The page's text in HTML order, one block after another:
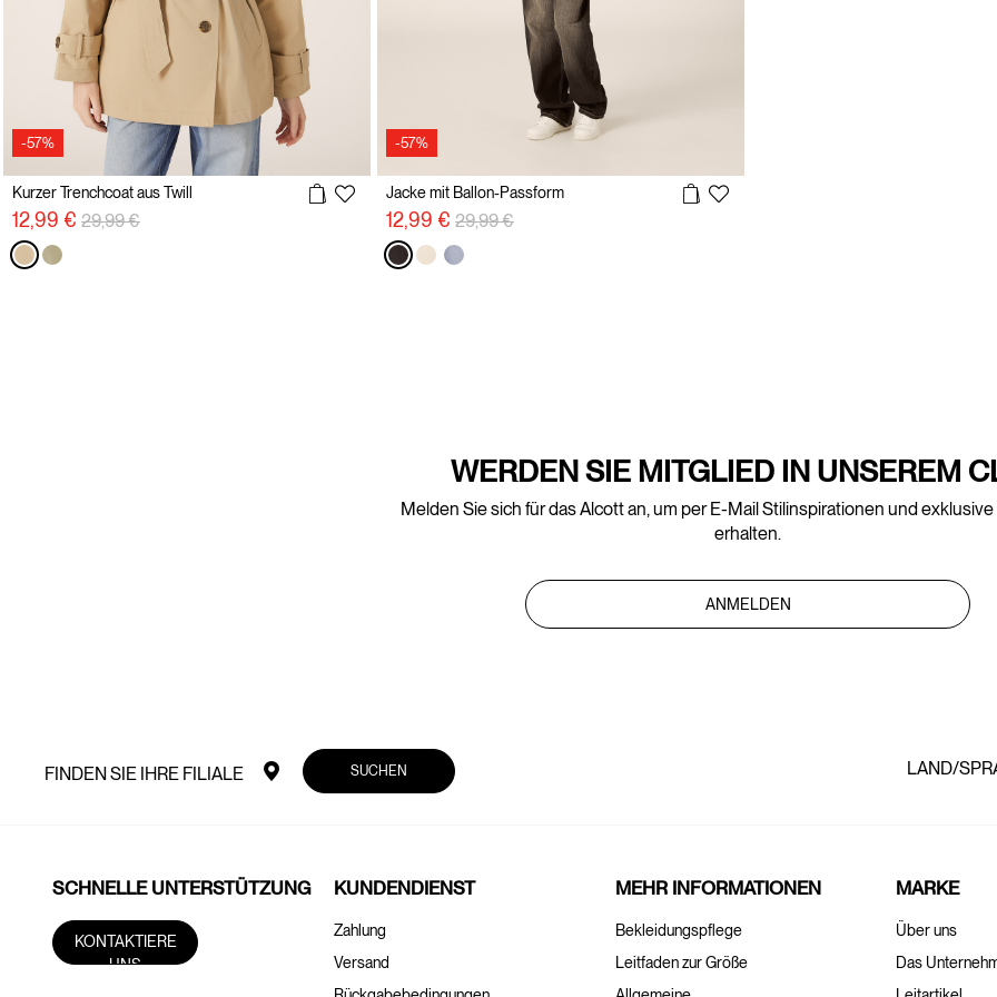
-57%
Kurzer Trenchcoat aus Twill
12,99 € Preisreduzierung von
29,99 €
-57%
Jacke mit Ballon-Passform
12,99 € Preisreduzierung von
29,99 €
WERDEN SIE MITGLIED IN UNSEREM
Melden Sie sich für das Alcott an, um per E-Mail Stilinspirationen und
erhalten.
ANMELDEN
FINDEN SIE IHRE FILIALE SUCHEN LAND/
SCHNELLE UNTERSTÜTZUNG
KONTAKTIERE
UNS
KUNDENDIENST
Zahlung
Versand
MEHR INFORMATIONEN
Bekleidungspflege
Leitfaden zur Größe
MARKE
Über uns
Das